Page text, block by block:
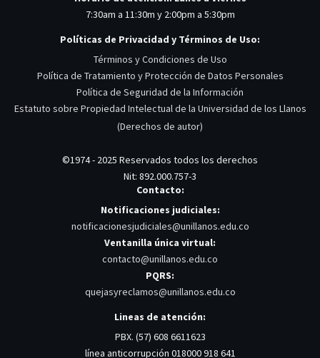
7:30am a 11:30m y 2:00pm a 5:30pm
Políticas de Privacidad y Términos de Uso:
Términos y Condiciones de Uso
Política de Tratamiento y Protección de Datos Personales
Política de Seguridad de la Información
Estatuto sobre Propiedad Intelectual de la Universidad de los Llanos
(Derechos de autor)
©1974 - 2025 Reservados todos los derechos
Nit: 892.000.757-3
Contacto:
Notificaciones judiciales:
notificacionesjudiciales@unillanos.edu.co
Ventanilla única virtual:
contacto@unillanos.edu.co
PQRS:
quejasyreclamos@unillanos.edu.co
Lineas de atención:
PBX. (57) 608 6611623
línea anticorrupción 018000 918 641